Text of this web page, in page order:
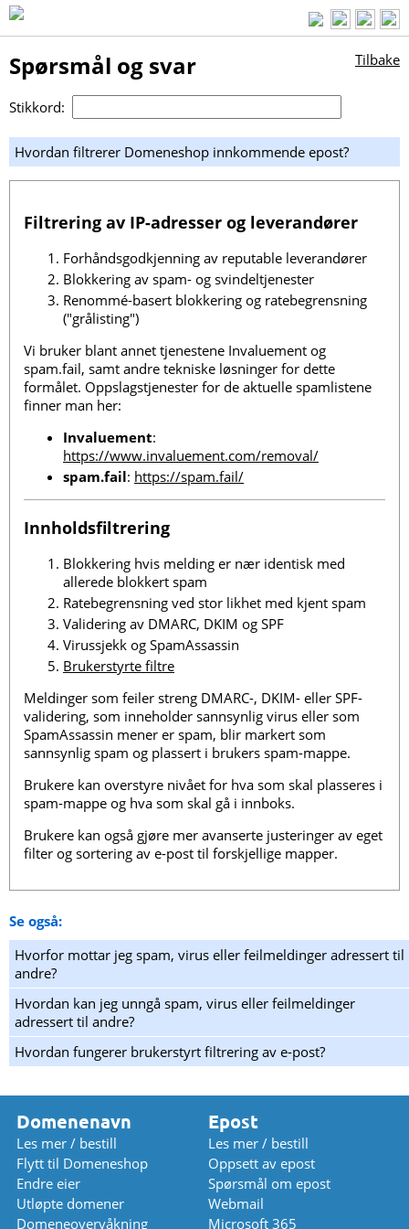
Spørsmål og svar Tilbake
Stikkord:
Hvordan filtrerer Domeneshop innkommende epost?
Filtrering av IP-adresser og leverandører
Forhåndsgodkjenning av reputable leverandører
Blokkering av spam- og svindeltjenester
Renommé-basert blokkering og ratebegrensning
("grålisting")
Vi bruker blant annet tjenestene Invaluement og
spam.fail, samt andre tekniske løsninger for dette
formålet. Oppslagstjenester for de aktuelle spamlistene
finner man her:
Invaluement:
https://www.invaluement.com/removal/
spam.fail: https://spam.fail/
Innholdsfiltrering
Blokkering hvis melding er nær identisk med
allerede blokkert spam
Ratebegrensning ved stor likhet med kjent spam
Validering av DMARC, DKIM og SPF
Virussjekk og SpamAssassin
Brukerstyrte filtre
Meldinger som feiler streng DMARC-, DKIM- eller SPF-
validering, som inneholder sannsynlig virus eller som
SpamAssassin mener er spam, blir markert som
sannsynlig spam og plassert i brukers spam-mappe.
Brukere kan overstyre nivået for hva som skal plasseres i
spam-mappe og hva som skal gå i innboks.
Brukere kan også gjøre mer avanserte justeringer av eget
filter og sortering av e-post til forskjellige mapper.
Se også:
Hvorfor mottar jeg spam, virus eller feilmeldinger adressert til
andre?
Hvordan kan jeg unngå spam, virus eller feilmeldinger
adressert til andre?
Hvordan fungerer brukerstyrt filtrering av e-post?
Domenenavn
Les mer / bestill
Flytt til Domeneshop
Endre eier
Utløpte domener
Domeneovervåkning
Epost
Les mer / bestill
Oppsett av epost
Spørsmål om epost
Webmail
Microsoft 365